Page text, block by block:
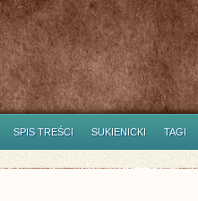
SPIS TREŚCI SUKIENICKI TAGI